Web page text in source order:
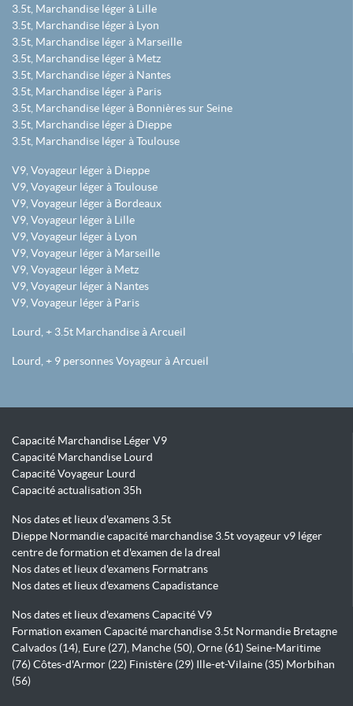
3.5t, Marchandise léger à Lille
3.5t, Marchandise léger à Lyon
3.5t, Marchandise léger à Marseille
3.5t, Marchandise léger à Metz
3.5t, Marchandise léger à Nantes
3.5t, Marchandise léger à Paris
3.5t, Marchandise léger à Bonnières sur Seine
3.5t, Marchandise léger à Dieppe
3.5t, Marchandise léger à Toulouse
V9, Voyageur léger à Dieppe
V9, Voyageur léger à Toulouse
V9, Voyageur léger à Bordeaux
V9, Voyageur léger à Lille
V9, Voyageur léger à Lyon
V9, Voyageur léger à Marseille
V9, Voyageur léger à Metz
V9, Voyageur léger à Nantes
V9, Voyageur léger à Paris
Lourd, + 3.5t Marchandise à Arcueil
Lourd, + 9 personnes Voyageur à Arcueil
Capacité Marchandise Léger V9
Capacité Marchandise Lourd
Capacité Voyageur Lourd
Capacité actualisation 35h
Nos dates et lieux d'examens 3.5t
Dieppe Normandie capacité marchandise 3.5t voyageur v9 léger
centre de formation et d'examen de la dreal
Nos dates et lieux d'examens Formatrans
Nos dates et lieux d'examens Capadistance
Nos dates et lieux d'examens Capacité V9
Formation examen Capacité marchandise 3.5t Normandie Bretagne
Calvados (14), Eure (27), Manche (50), Orne (61) Seine-Maritime
(76) Côtes-d'Armor (22) Finistère (29) Ille-et-Vilaine (35) Morbihan
(56)